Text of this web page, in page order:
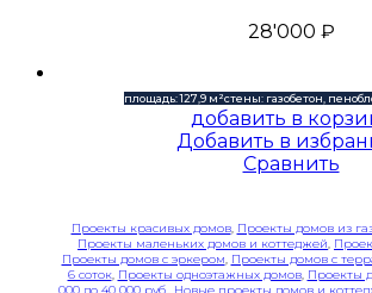
28'000 ₽
площадь: 127,9 м²стены: газобетон,
добавить в
Добавить в
Сравнить
Проекты красивых домов, Проекты домов из
Проекты маленьких домов и коттеджей,
Проекты домов с эркером, Проекты домов с
6 соток, Проекты одноэтажных домов, Проекты